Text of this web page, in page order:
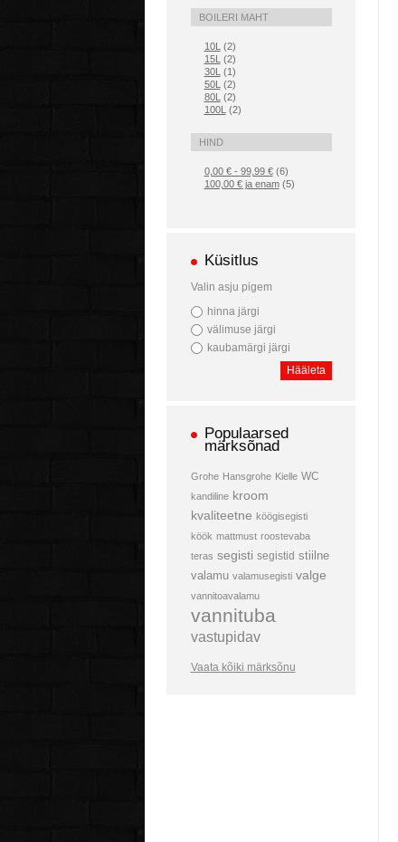
BOILERI MAHT
10L (2)
15L (2)
30L (1)
50L (2)
80L (2)
100L (2)
HIND
0,00 €- 99,99 €(6)
100,00 €ja enam(5)
Küsitlus
Valin asju pigem
hinna järgi
välimuse järgi
kaubamärgi järgi
Hääleta
Populaarsed
märksõnad
Grohe Hansgrohe Kielle WC
kandiline kroom
kvaliteetne köögisegisti
köök mattmust roostevaba
teras segisti segistid stiilne
valamu valamusegisti valge
vannitoavalamu
vannituba
vastupidav
Vaata kõiki märksõnu